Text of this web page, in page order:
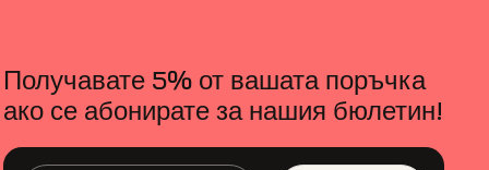
Получавате 5% от вашата поръчка
ако се абонирате за нашия бюлетин!